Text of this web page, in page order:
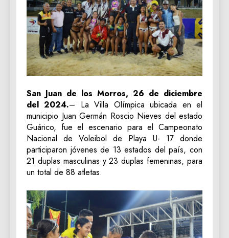
San Juan de los Morros, 26 de diciembre
del 2024.– La Villa Olímpica ubicada en el
municipio Juan Germán Roscio Nieves del estado
Guárico, fue el escenario para el Campeonato
Nacional de Voleibol de Playa U- 17 donde
participaron jóvenes de 13 estados del país, con
21 duplas masculinas y 23 duplas femeninas, para
un total de 88 atletas.